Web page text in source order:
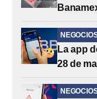
La app
28 de